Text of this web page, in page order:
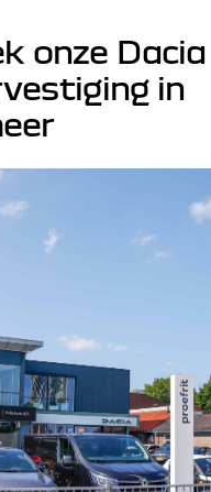
onze Dacia
in